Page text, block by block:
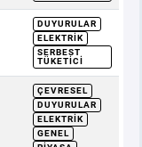
DUYURULAR
ELEKTRIK
SERBEST
TÜKETICI
ÇEVRESEL
DUYURULAR
ELEKTRIK
GENEL